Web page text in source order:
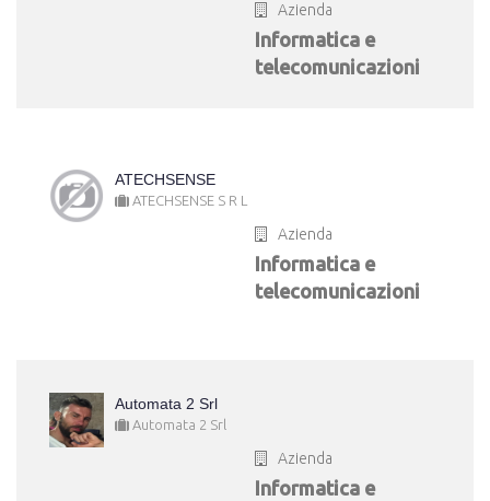
Azienda
Informatica e
telecomunicazioni
ATECHSENSE
ATECHSENSE S R L
Azienda
Informatica e
telecomunicazioni
Automata 2 Srl
Automata 2 Srl
Azienda
Informatica e